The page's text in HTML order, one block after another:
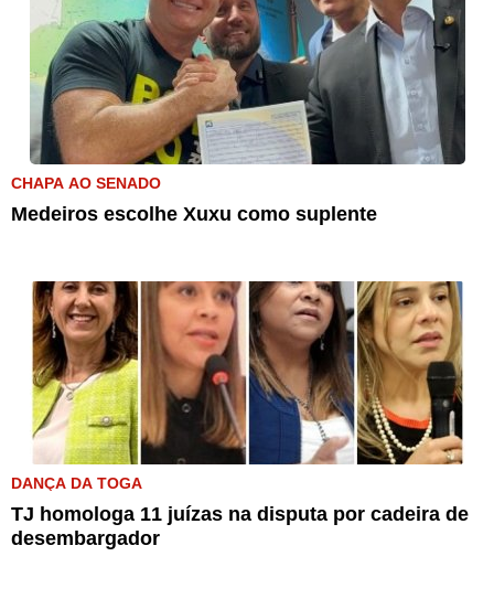
CHAPA AO SENADO
Medeiros escolhe Xuxu como suplente
DANÇA DA TOGA
TJ homologa 11 juízas na disputa por cadeira de
desembargador